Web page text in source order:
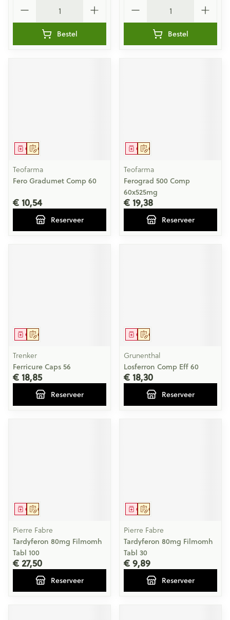
Bestel Bestel
Op voorschrift
Geneesmiddel
Teofarma
Fero Gradumet Comp 60
€ 10,54
Reserveer
Op voorschrift
Geneesmiddel
Teofarma
Ferograd 500 Comp
60x525mg
€ 19,38
Reserveer
Op voorschrift
Geneesmiddel
Trenker
Ferricure Caps 56
€ 18,85
Reserveer
Op voorschrift
Geneesmiddel
Grunenthal
Losferron Comp Eff 60
€ 18,30
Reserveer
Op voorschrift
Geneesmiddel
Pierre Fabre
Tardyferon 80mg Filmomh
Tabl 100
€ 27,50
Reserveer
Op voorschrift
Geneesmiddel
Pierre Fabre
Tardyferon 80mg Filmomh
Tabl 30
€ 9,89
Reserveer